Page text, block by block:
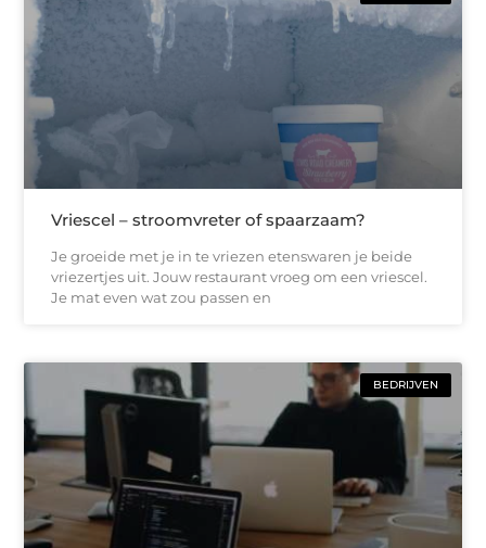
Vriescel – stroomvreter of spaarzaam?
Je groeide met je in te vriezen etenswaren je beide
vriezertjes uit. Jouw restaurant vroeg om een vriescel.
Je mat even wat zou passen en
BEDRIJVEN